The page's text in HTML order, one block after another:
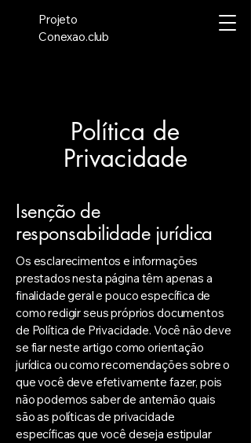
Projeto
Conexao.club
Política de
Privacidade
Isenção de
responsabilidade jurídica
Os esclarecimentos e informações
prestados nesta página têm apenas a
finalidade geral e pouco específica de
como redigir seus próprios documentos
de Política de Privacidade. Você não deve
se fiar neste artigo como orientação
jurídica ou como recomendações sobre o
que você deve efetivamente fazer, pois
não podemos saber de antemão quais
são as políticas de privacidade
específicas que você deseja estipular